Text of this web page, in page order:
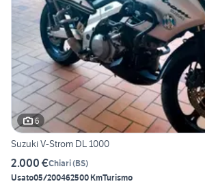
6
Suzuki V-Strom DL 1000
2.000 €Chiari(BS)
Usato05/200462500 KmTurismo